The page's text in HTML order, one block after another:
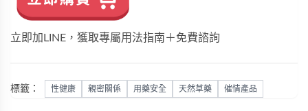
立即加LINE，獲取專屬用法指南＋免費諮詢
標籤： 性健康 親密關係 用藥安全 天然草藥 催情產品